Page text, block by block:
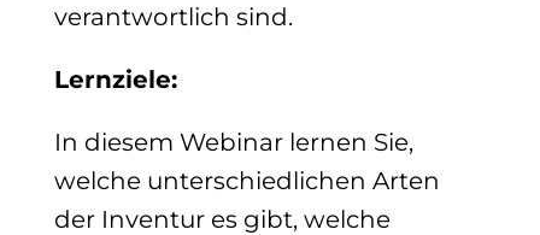
verantwortlich sind.
Lernziele:
In diesem Webinar lernen Sie,
welche unterschiedlichen Arten
der Inventur es gibt, welche